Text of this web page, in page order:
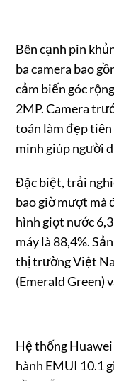
Bên cạnh pin
ba camera bao
cảm biến góc
2MP. Camera
toán làm đẹp tiên
minh giúp người
Đặc biệt, trải
bao giờ mượt mà
hình giọt nước
máy là 88,4%.
thị trường Việt
(Emerald Green)
Hệ thống
hành EMUI 10.1